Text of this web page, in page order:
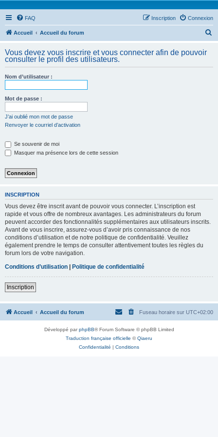
FAQ Connexion
Inscription
Accueil Accueil du forum
h
Vous devez vous inscrire et vous connecter afin de pouvoir
consulter le profil des utilisateurs.
Nom d’utilisateur :
Mot de passe :
J’ai oublié mon mot de passe
Renvoyer le courriel d’activation
Se souvenir de moi
Masquer ma présence lors de cette session
INSCRIPTION
Vous devez être inscrit avant de pouvoir vous connecter. L’inscription est
rapide et vous offre de nombreux avantages. Les administrateurs du forum
peuvent accorder des fonctionnalités supplémentaires aux utilisateurs inscrits.
Avant de vous inscrire, assurez-vous d’avoir pris connaissance de nos
conditions d’utilisation et de notre politique de confidentialité. Veuillez
également prendre le temps de consulter attentivement toutes les règles du
forum lors de votre navigation.
Conditions d’utilisation | Politique de confidentialité
Inscription
Accueil Accueil du forum Fuseau horaire sur UTC+02:00
Développé parphpBB® Forum Software © phpBB Limited
Traduction française officielle ©Qiaeru
Confidentialité | Conditions